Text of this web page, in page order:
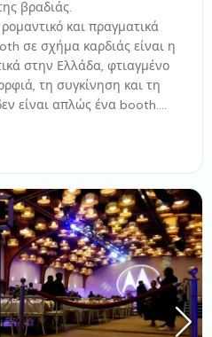
βραδιάς.
και πραγματικά
σε σχήμα καρδιάς είναι η
στην Ελλάδα, φτιαγμένο
τη συγκίνηση και τη
είναι απλώς ένα booth.